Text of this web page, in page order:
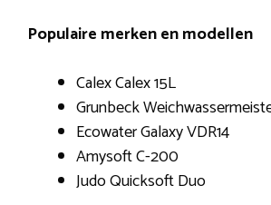
Populaire merken en modellen
Calex Calex 15L
Grunbeck
Ecowater Galaxy VDR14
Amysoft C-200
Judo Quicksoft Duo